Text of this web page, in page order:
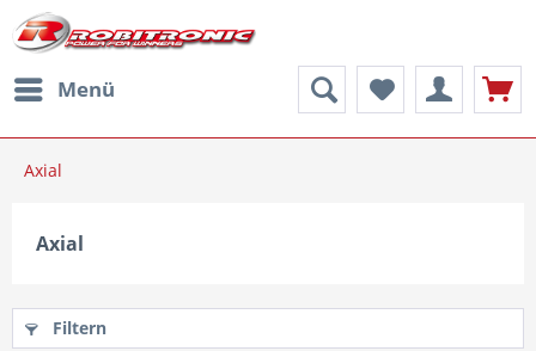
Menü
Axial
Axial
Filtern